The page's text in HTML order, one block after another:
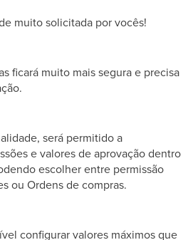
muito solicitada por vocês!
ficará muito mais segura e precisa
será permitido a
e valores de aprovação dentro
escolher entre permissão
ou Ordens de compras.
configurar valores máximos que